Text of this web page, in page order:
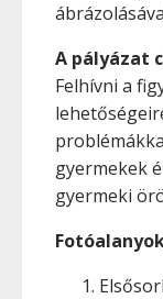
A pályázat
Felhívni a
gyermekek
gyermeki